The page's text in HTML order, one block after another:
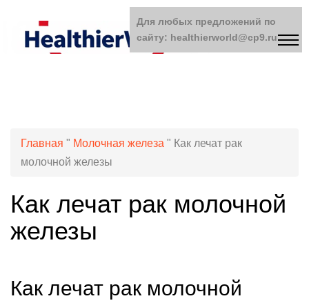
Главная " Молочная железа " Как лечат рак
молочной железы
Как лечат рак молочной
железы
Как лечат рак молочной
Для любых предложений по
сайту: healthierworld@cp9.ru